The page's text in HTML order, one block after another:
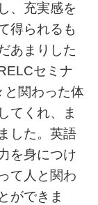
、充実感を
得られるも
あまりした
セミナ
と関わった体
てくれ、ま
した。英語
を身につけ
て人と関わ
ができま